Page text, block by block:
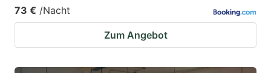
73 € /Nacht
Zum Angebot